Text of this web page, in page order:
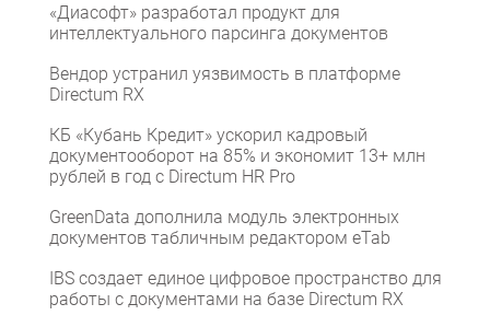
«Диасофт» разработал продукт для
интеллектуального парсинга документов
Вендор устранил уязвимость в платформе
Directum RX
КБ «Кубань Кредит» ускорил кадровый
документооборот на 85% и экономит 13+ млн
рублей в год с Directum HR Pro
GreenData дополнила модуль электронных
документов табличным редактором eTab
IBS создает единое цифровое пространство для
работы с документами на базе Directum RX